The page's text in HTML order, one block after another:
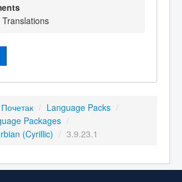
Почетак / Language Packs /
Packages /
(Cyrillic) / 3.9.23.1